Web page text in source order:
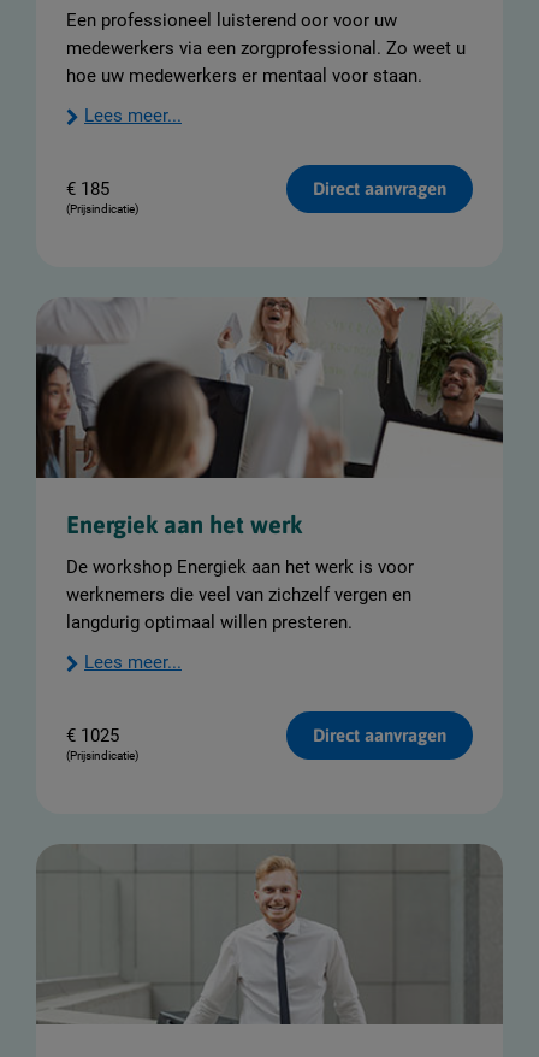
Een professioneel luisterend oor voor uw
medewerkers via een zorgprofessional. Zo weet u
hoe uw medewerkers er mentaal voor staan.
Lees meer...
€ 185
(Prijsindicatie)
Direct aanvragen
Energiek aan het werk
De workshop Energiek aan het werk is voor
werknemers die veel van zichzelf vergen en
langdurig optimaal willen presteren.
Lees meer...
€ 1025
(Prijsindicatie)
Direct aanvragen